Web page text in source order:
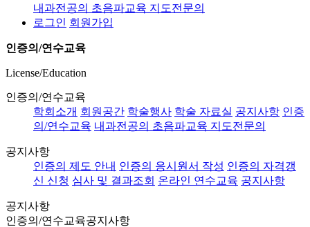
내과전공의 초음파교육 지도전문의
로그인 회원가입
인증의/연수교육
License/Education
인증의/연수교육
학회소개 회원공간 학술행사 학술 자료실 공지사항 인증
의/연수교육 내과전공의 초음파교육 지도전문의
공지사항
인증의 제도 안내 인증의 응시원서 작성 인증의 자격갱
신 신청 심사 및 결과조회 온라인 연수교육 공지사항
공지사항
인증의/연수교육공지사항